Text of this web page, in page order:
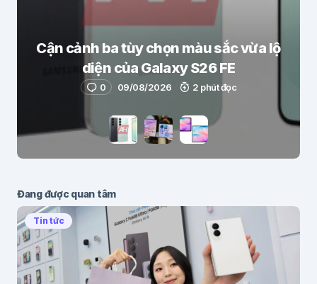
Cận cảnh ba tùy chọn màu sắc vừa lộ
diện của Galaxy S26 FE
0 09/08/2026 2 phút đọc
Đang được quan tâm
Tin tức